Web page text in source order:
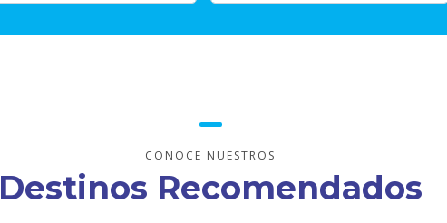
CONOCE NUESTROS
Destinos Recomendados